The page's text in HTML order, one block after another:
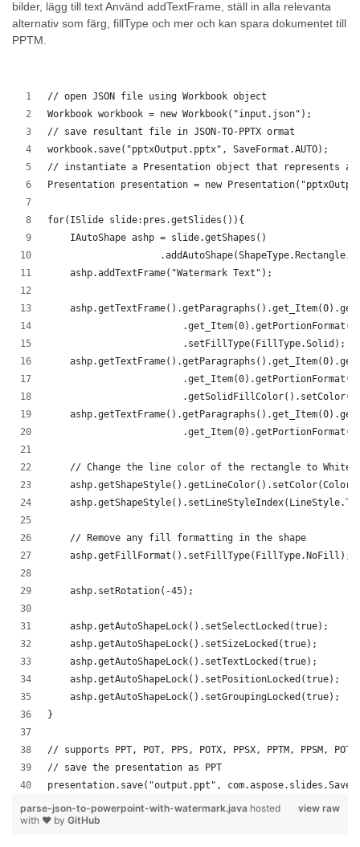
bilder, lägg till text Använd addTextFrame, ställ in alla relevanta
alternativ som färg, fillType och mer och kan spara dokumentet till
PPTM.
// open JSON file using Workbook object
Workbook workbook = new Workbook("input.json");
// save resultant file in JSON-TO-PPTX ormat
workbook.save("pptxOutput.pptx", SaveFormat.AUTO);
// instantiate a Presentation object that represents a
Presentation presentation = new
for(ISlide slide:pres.getSlides()){
    IAutoShape ashp = slide.getShapes()
    ashp.addTextFrame("Watermark Text");
                        .setFillType(FillType.Solid);
    // Change the line color of the rectangle to White
    // Remove any fill formatting in the shape
    ashp.getFillFormat().setFillType(FillType.NoFill);
    ashp.setRotation(-45);
    ashp.getAutoShapeLock().setSelectLocked(true);
    ashp.getAutoShapeLock().setSizeLocked(true);
    ashp.getAutoShapeLock().setTextLocked(true);
    ashp.getAutoShapeLock().setPositionLocked(true);
    ashp.getAutoShapeLock().setGroupingLocked(true);
}
// supports PPT, POT, PPS, POTX, PPSX, PPTM, PPSM,
// save the presentation as PPT
presentation.save("output.ppt",
view raw
parse-json-to-powerpoint-with-watermark.java hosted
with ❤ by GitHub